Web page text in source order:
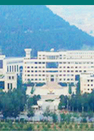
工作动态
规章制度
教育
改